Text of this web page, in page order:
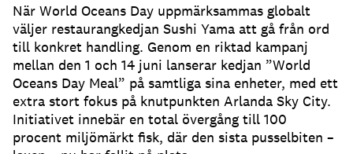
När World Oceans Day uppmärksammas globalt
väljer restaurangkedjan Sushi Yama att gå från ord
till konkret handling. Genom en riktad kampanj
mellan den 1 och 14 juni lanserar kedjan ”World
Oceans Day Meal” på samtliga sina enheter, med ett
extra stort fokus på knutpunkten Arlanda Sky City.
Initiativet innebär en total övergång till 100
procent miljömärkt fisk, där den sista pusselbiten –